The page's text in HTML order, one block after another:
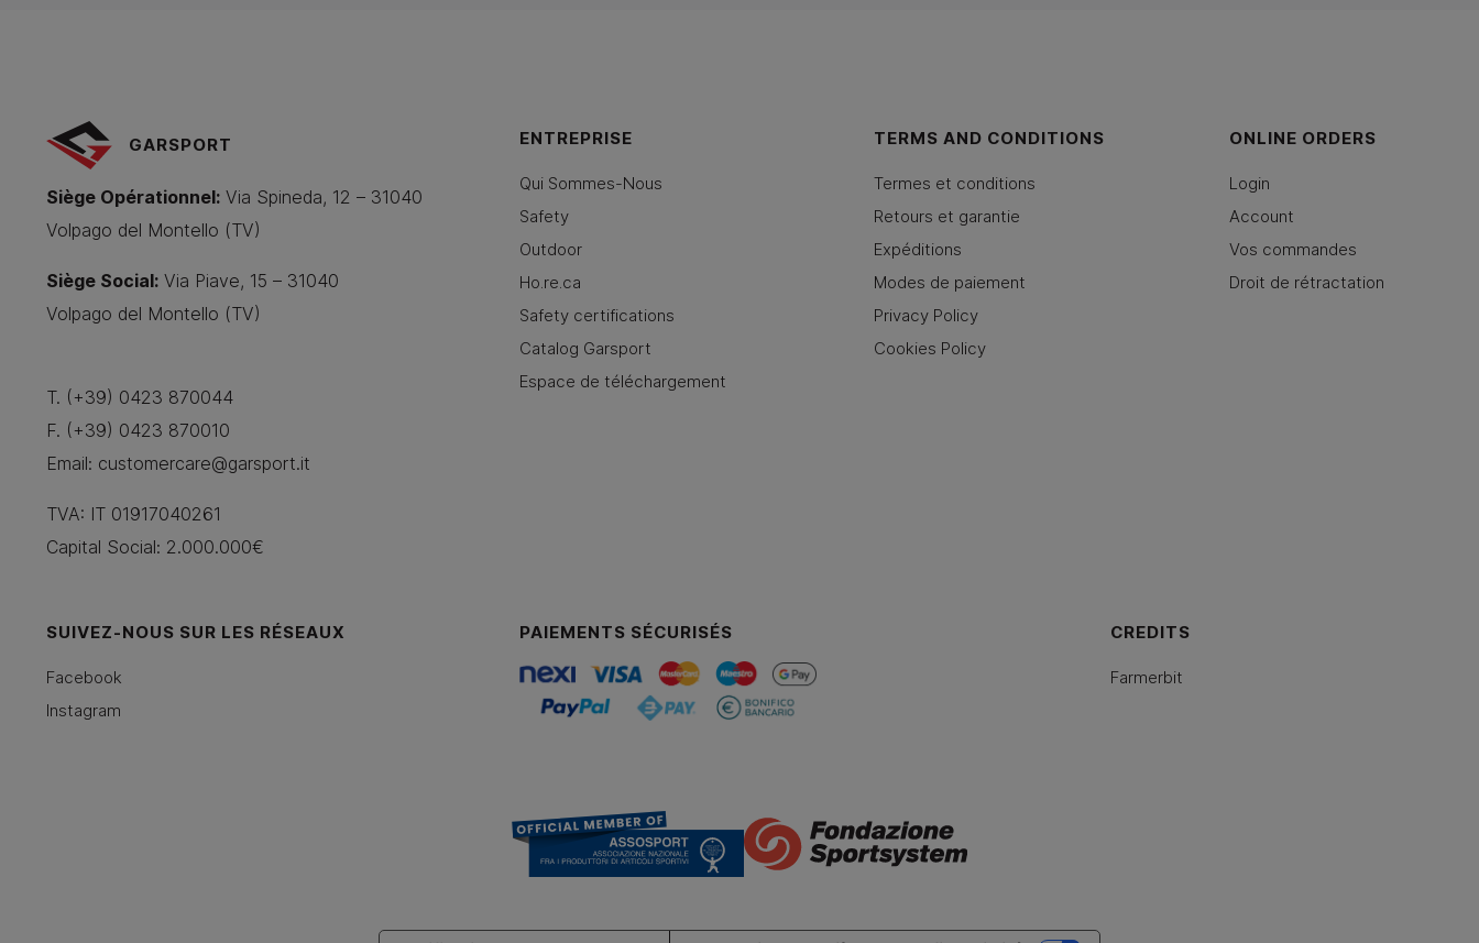
GARSPORT
Siège Opérationnel: Via Spineda, 12 – 31040
Volpago del Montello (TV)
Siège Social: Via Piave, 15 – 31040
Volpago del Montello (TV)
T. (+39) 0423 870044
F. (+39) 0423 870010
Email: customercare@garsport.it
TVA: IT 01917040261
Capital Social: 2.000.000€
ENTREPRISE
Qui Sommes-Nous
Safety
Outdoor
Ho.re.ca
Safety certifications
Catalog Garsport
Espace de téléchargement
TERMS AND CONDITIONS
Termes et conditions
Retours et garantie
Expéditions
Modes de paiement
Privacy Policy
Cookies Policy
ONLINE ORDERS
Login
Account
Vos commandes
Droit de rétractation
SUIVEZ-NOUS SUR LES RÉSEAUX
Facebook
Instagram
PAIEMENTS SÉCURISÉS
CREDITS
Farmerbit